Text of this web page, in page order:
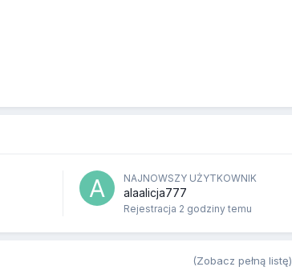
NAJNOWSZY UŻYTKOWNIK
alaalicja777
Rejestracja 2 godziny temu
(Zobacz pełną listę)